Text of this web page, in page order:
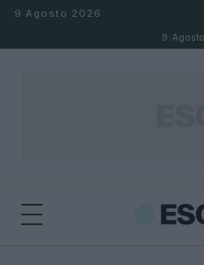
Salta al contenuto
9 Agosto 2026
9